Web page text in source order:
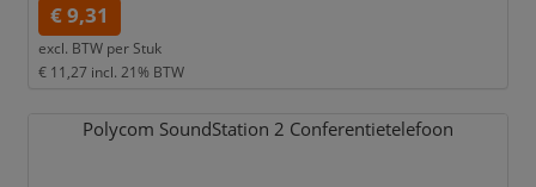
€ 9,31
excl. BTW per Stuk
€ 11,27 incl. 21% BTW
Polycom SoundStation 2 Conferentietelefoon